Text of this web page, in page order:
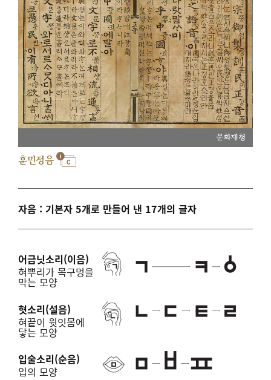
문화재청
훈민정음
자음 : 기본자 5개로 만들어 낸 17개의 글자
어금닛소리(이음)
혀뿌리가 목구멍을
막는 모양
혓소리(설음)
혀끝이 윗잇몸에
닿는 모양
입술소리(순음)
입의 모양